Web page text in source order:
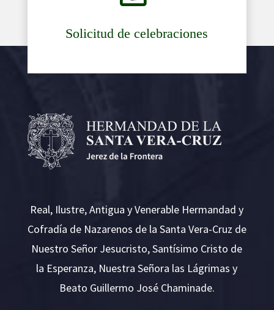
Solicitud de celebraciones
Real, Ilustre, Antigua y Venerable Hermandad y
Cofradía de Nazarenos de la Santa Vera-Cruz de
Nuestro Señor Jesucristo, Santísimo Cristo de
la Esperanza, Nuestra Señora las Lágrimas y
Beato Guillermo José Chaminade.